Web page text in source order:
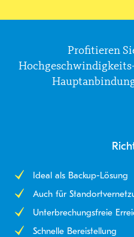
Profitieren
Ideal als Backup-Lösung
Auch für
Unterbrechungsfreie
Schnelle Bereistellung